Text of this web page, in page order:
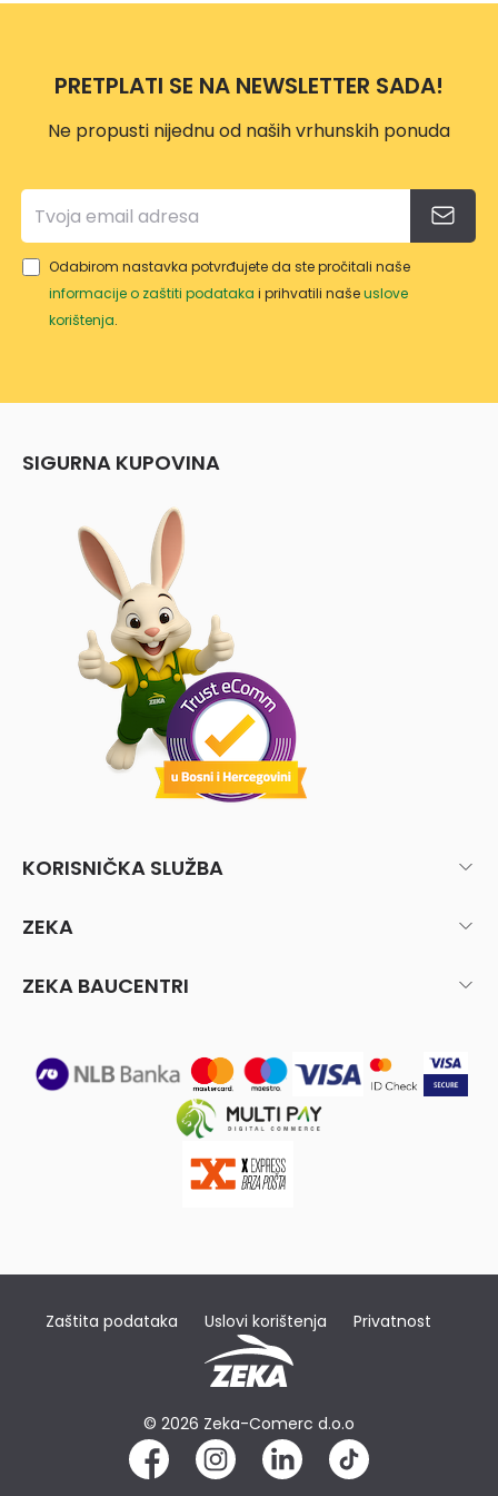
LNO
GLAV
PRETPLATI SE NA NEWSLETTER SADA!
Ne propusti nijednu od naših vrhunskih ponuda
Odabirom nastavka potvrđujete da ste pročitali naše
informacije o zaštiti podataka i prihvatili našeuslove
korištenja.
SIGURNA KUPOVINA
KORISNIČKA SLUŽBA
ZEKA
ZEKA BAUCENTRI
Zaštita podataka Uslovi korištenja Privatnost
© 2026 Zeka-Comerc d.o.o